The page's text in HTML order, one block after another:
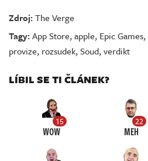
Zdroj:The Verge
Tagy:App Store,apple, Epic Games,
provize, rozsudek,Soud,verdikt
LÍBIL SE TI ČLÁNEK?
15
WOW
22
MEH